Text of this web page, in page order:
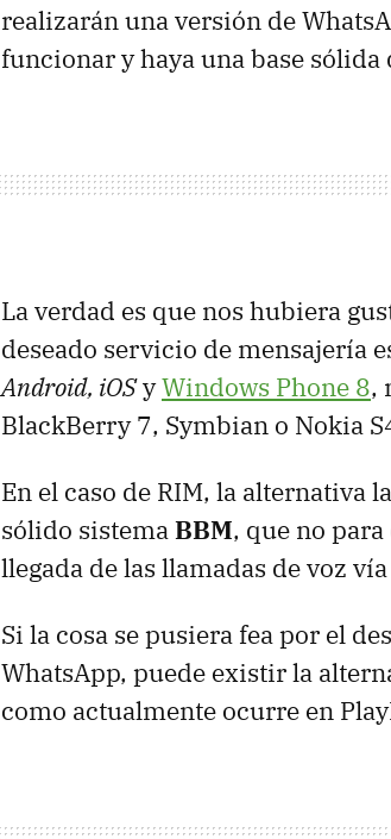
realizarán una versión de
funcionar y haya una base sólida
La verdad es que nos hubiera
deseado servicio de mensajería
Android, iOSyWindows Phone 8,
BlackBerry 7, Symbian o Nokia
En el caso de RIM, la alternativa
sólido sistemaBBM, que no
llegada de las llamadas de voz
Si la cosa se pusiera fea por el
WhatsApp, puede existir la
como actualmente ocurre en